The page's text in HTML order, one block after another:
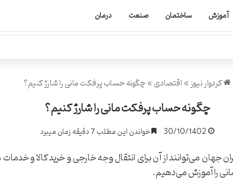
آموزش ساختمان صنعت درمان
کردوار نیوز»اقتصادی»چگونه حساب پرفکت مانی را شارژ کنیم؟
چگونه حساب پرفکت مانی را شارژ کنیم؟
30/10/1402 خواندن این مطلب 7 دقیقه زمان میبرد
می‌توانند از آن برای انتقال وجه خارجی و خرید کالا و
را آموزش می‌دهیم.